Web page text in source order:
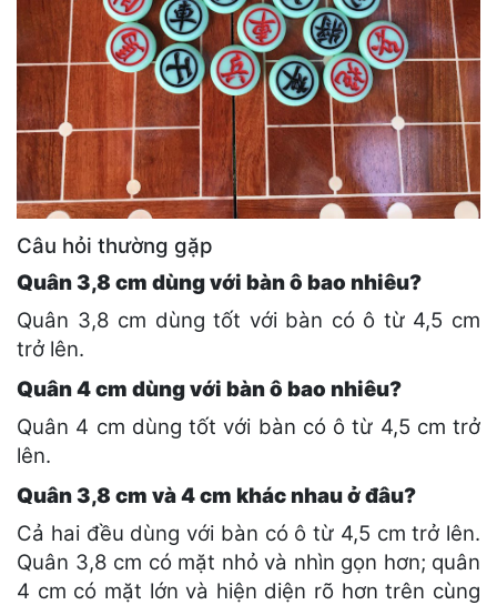
Câu hỏi thường gặp
Quân 3,8 cm dùng với bàn ô bao nhiêu?
Quân 3,8 cm dùng tốt với bàn có ô từ 4,5 cm
trở lên.
Quân 4 cm dùng với bàn ô bao nhiêu?
Quân 4 cm dùng tốt với bàn có ô từ 4,5 cm trở
lên.
Quân 3,8 cm và 4 cm khác nhau ở đâu?
Cả hai đều dùng với bàn có ô từ 4,5 cm trở lên.
Quân 3,8 cm có mặt nhỏ và nhìn gọn hơn; quân
4 cm có mặt lớn và hiện diện rõ hơn trên cùng